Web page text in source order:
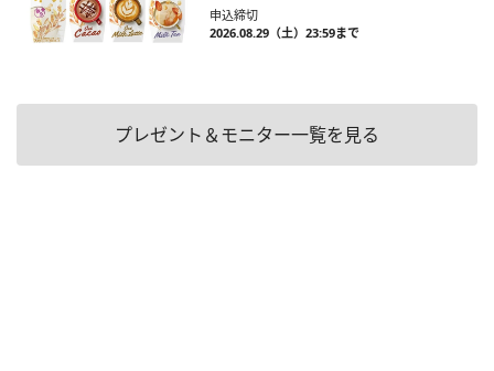
申込締切
2026.08.29（土）23:59まで
プレゼント＆モニター一覧を見る